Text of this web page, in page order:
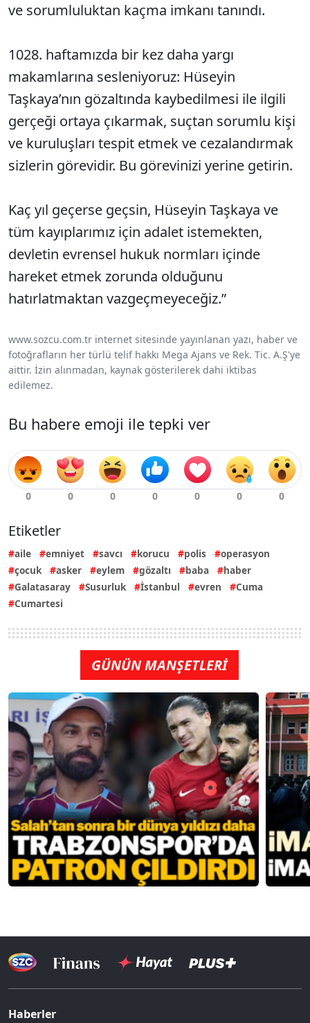
ve sorumluluktan kaçma imkanı tanındı.
1028. haftamızda bir kez daha yargı
makamlarına sesleniyoruz: Hüseyin
Taşkaya’nın gözaltında kaybedilmesi ile ilgili
gerçeği ortaya çıkarmak, suçtan sorumlu kişi
ve kuruluşları tespit etmek ve cezalandırmak
sizlerin görevidir. Bu görevinizi yerine getirin.
Kaç yıl geçerse geçsin, Hüseyin Taşkaya ve
tüm kayıplarımız için adalet istemekten,
devletin evrensel hukuk normları içinde
hareket etmek zorunda olduğunu
hatırlatmaktan vazgeçmeyeceğiz.”
www.sozcu.com.tr internet sitesinde yayınlanan yazı, haber ve
fotoğrafların her türlü telif hakkı Mega Ajans ve Rek. Tic. A.Ş'ye
aittir. İzin alınmadan, kaynak gösterilerek dahi iktibas
edilemez.
Bu habere emoji ile tepki ver
Etiketler
aile emniyet savcı korucu polis
operasyon
çocuk
asker eylem gözaltı baba
haber
Galatasaray
Susurluk İstanbul evren
Cuma
Cumartesi
GÜNÜN MANŞETLERİ
Haberler